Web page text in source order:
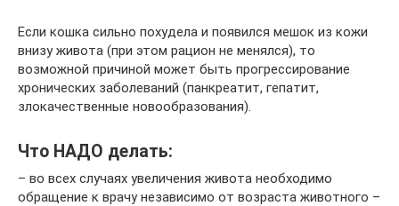
Если кошка сильно похудела и появился мешок из кожи
внизу живота (при этом рацион не менялся), то
возможной причиной может быть прогрессирование
хронических заболеваний (панкреатит, гепатит,
злокачественные новообразования).
Что НАДО делать:
– во всех случаях увеличения живота необходимо
обращение к врачу независимо от возраста животного –